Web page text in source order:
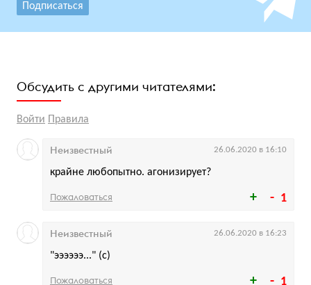
Подписаться
Обсудить с другими читателями:
Войти Правила
1
крайне любопытно. агонизирует?
Неизвестный 26.06.2020 в 16:10
Пожаловаться
1
"ээээээ..." (с)
Неизвестный 26.06.2020 в 16:23
Пожаловаться